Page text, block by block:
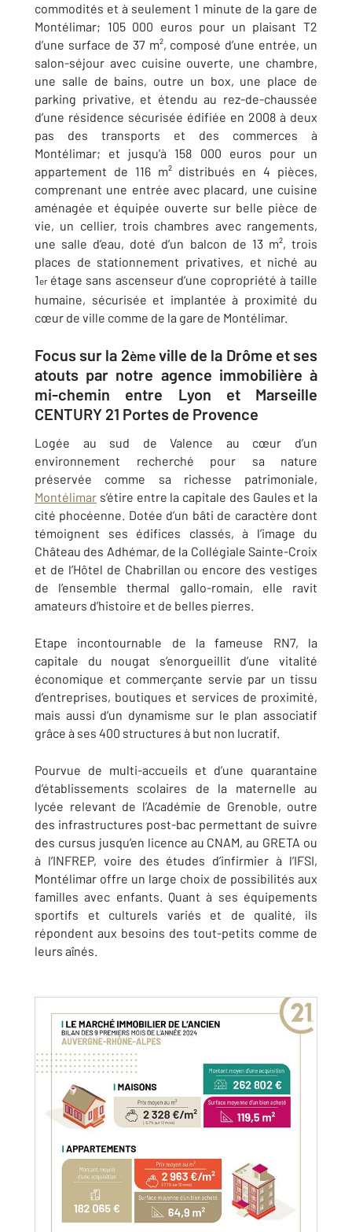
commodités et à seulement 1 minute de la gare de
Montélimar; 105 000 euros pour un plaisant T2
d’une surface de 37 m², composé d’une entrée, un
salon-séjour avec cuisine ouverte, une chambre,
une salle de bains, outre un box, une place de
parking privative, et étendu au rez-de-chaussée
d’une résidence sécurisée édifiée en 2008 à deux
pas des transports et des commerces à
Montélimar; et jusqu'à 158 000 euros pour un
appartement de 116 m² distribués en 4 pièces,
comprenant une entrée avec placard, une cuisine
aménagée et équipée ouverte sur belle pièce de
vie, un cellier, trois chambres avec rangements,
une salle d’eau, doté d’un balcon de 13 m², trois
places de stationnement privatives, et niché au
1er étage sans ascenseur d’une copropriété à taille
humaine, sécurisée et implantée à proximité du
cœur de ville comme de la gare de Montélimar.
Focus sur la 2èmeville de la Drôme et ses
atouts par notre agence immobilière à
mi-chemin entre Lyon et Marseille
CENTURY 21 Portes de Provence
Logée au sud de Valence au cœur d’un
environnement recherché pour sa nature
préservée comme sa richesse patrimoniale,
Montélimar s’étire entre la capitale des Gaules et la
cité phocéenne. Dotée d’un bâti de caractère dont
témoignent ses édifices classés, à l’image du
Château des Adhémar, de la Collégiale Sainte-Croix
et de l’Hôtel de Chabrillan ou encore des vestiges
de l’ensemble thermal gallo-romain, elle ravit
amateurs d’histoire et de belles pierres.
Etape incontournable de la fameuse RN7, la
capitale du nougat s’enorgueillit d’une vitalité
économique et commerçante servie par un tissu
d’entreprises, boutiques et services de proximité,
mais aussi d’un dynamisme sur le plan associatif
grâce à ses 400 structures à but non lucratif.
Pourvue de multi-accueils et d’une quarantaine
d’établissements scolaires de la maternelle au
lycée relevant de l’Académie de Grenoble, outre
des infrastructures post-bac permettant de suivre
des cursus jusqu’en licence au CNAM, au GRETA ou
à l’INFREP, voire des études d’infirmier à l’IFSI,
Montélimar offre un large choix de possibilités aux
familles avec enfants. Quant à ses équipements
sportifs et culturels variés et de qualité, ils
répondent aux besoins des tout-petits comme de
leurs aînés.